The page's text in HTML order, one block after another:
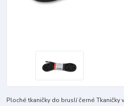
Ploché tkaničky do bruslí černé Tkaničky